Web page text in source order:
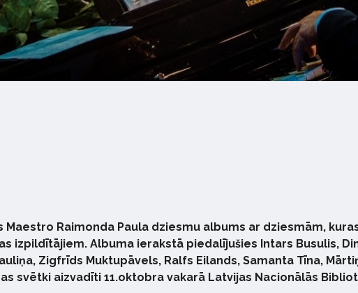
Raimonda Paula dziesmu albums ar dziesmām,
izpildītājiem. Albuma ierakstā piedalījušies Intars Busulis,
Zigfrīds Muktupāvels, Ralfs Eilands, Samanta Tīna,
svētki aizvadīti 11.oktobra vakarā Latvijas Nacionālās